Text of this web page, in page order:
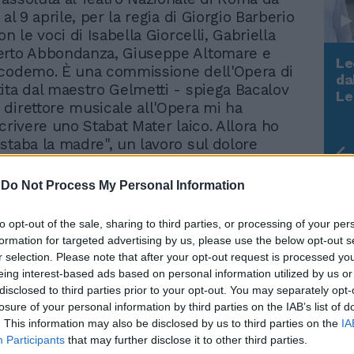
Do Not Process My Personal Information
opt-out of the sale, sharing to third parties, or processing of your
for targeted advertising by us, please use the below opt-out
selection. Please note that after your opt-out request is processed
interest-based ads based on personal information utilized by us
to third parties prior to your opt-out. You may separately
of your personal information by third parties on the IAB’s list of
This information may also be disclosed by us to third parties on the
Participants that may further disclose it to other third parties.
9 aprile, per la regia di Giorgio Barberio
le voci di Isabella Giorcelli, Gabriella
Abbondanza, Giuseppe Altomare e
È una commissione dell'Opera di
dal maestro Gelmetti - spiega Bacalov
musicale all'Opera mi ha
uno Stabat Mater laico. Allora ho
la madre", un lavoro sul dolore
Plaza de Mayo, quelle con il fazzoletto
cui ho collaborato, è di Carlos
in «Estaba la madre» si apre un
storie argentine: «La prima
che conosco - continua il
- così ho trasformato la protagonista in
come lo è la mia famiglia per
È Sara, dopo di lei Juana, Angela
madre, senza nome, che è l'unica a
di sua figlia, una sindacalista, che
Rudy Giuliani a Come States?
Trump, Meloni e la strategia
americana